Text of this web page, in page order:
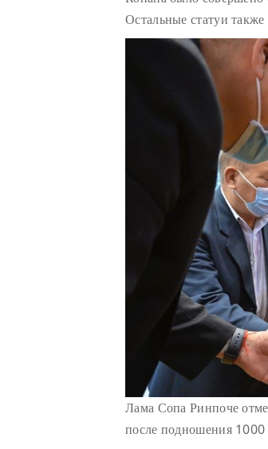
Остальные статуи
Лама Сопа Ринпоче
после подношения 1000